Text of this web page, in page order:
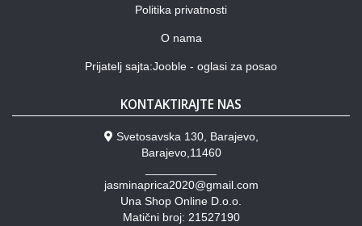
Politika privatnosti
O nama
Prijatelj sajta:Jooble - oglasi za posao
KONTAKTIRAJTE NAS
Svetosavska 130, Barajevo,
Barajevo,11460
jasminaprica2020@gmail.com
Una Shop Online D.o.o.
Matični broj: 21527190